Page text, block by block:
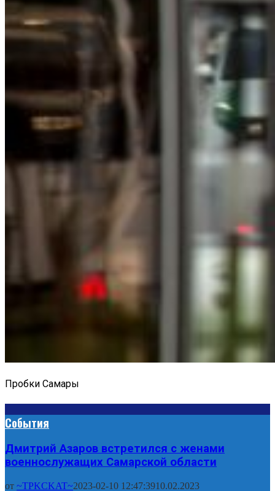
Пробки Самары
События
Дмитрий Азаров встретился с женами
военнослужащих Самарской области
от ~TPKCKAT~2023-02-10 12:47:3910.02.2023